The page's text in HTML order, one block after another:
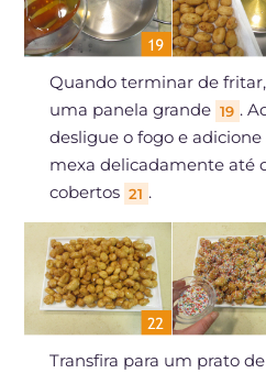
Quando terminar de
uma panela grande 19 .
desligue o fogo e
mexa delicadamente até
cobertos 21 .
Transfira para um prato